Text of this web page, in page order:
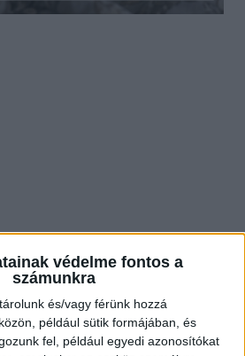
védelme fontos a
számunkra
és/vagy férünk hozzá
például sütik formájában, és
fel, például egyedi azonosítókat